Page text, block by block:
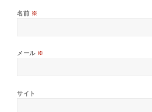
名前 ※
メール ※
サイト